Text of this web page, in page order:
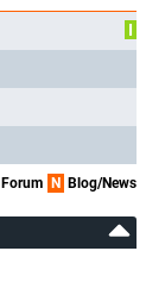
I
Forum N Blog/News